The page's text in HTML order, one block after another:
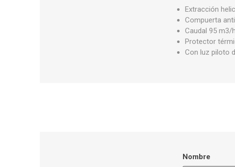
Extracción
Compuerta
Caudal 95 m3/h
Protector
Con luz piloto
Nombre